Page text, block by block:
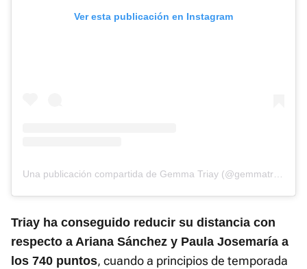
Ver esta publicación en Instagram
Una publicación compartida de Gemma Triay (@gemmatriay)
Triay ha conseguido reducir su distancia con
respecto a Ariana Sánchez y Paula Josemaría a
los 740 puntos, cuando a principios de temporada